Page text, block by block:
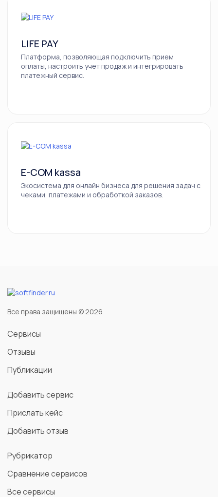
LIFE PAY
Платформа, позволяющая подключить прием
оплаты, настроить учет продаж и интегрировать
платежный сервис.
E-COM kassa
Экосистема для онлайн бизнеса для решения задач с
чеками, платежами и обработкой заказов.
Все права защищены © 2026
Сервисы
Отзывы
Публикации
Добавить сервис
Прислать кейс
Добавить отзыв
Рубрикатор
Сравнение сервисов
Все сервисы